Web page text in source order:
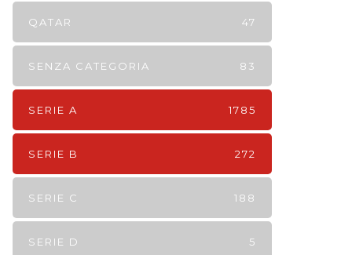
QATAR 47
SENZA CATEGORIA 83
SERIE A 1785
SERIE B 272
SERIE C 188
SERIE D 5